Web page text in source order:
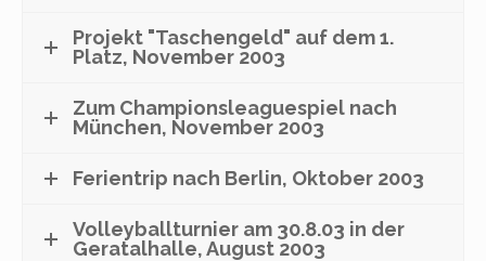
Projekt "Taschengeld" auf dem 1.
Platz, November 2003
Zum Championsleaguespiel nach
München, November 2003
Ferientrip nach Berlin, Oktober 2003
Volleyballturnier am 30.8.03 in der
Geratalhalle, August 2003